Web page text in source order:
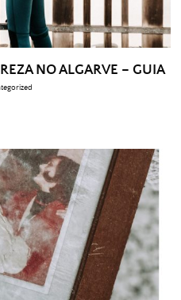
NO ALGARVE – GUIA